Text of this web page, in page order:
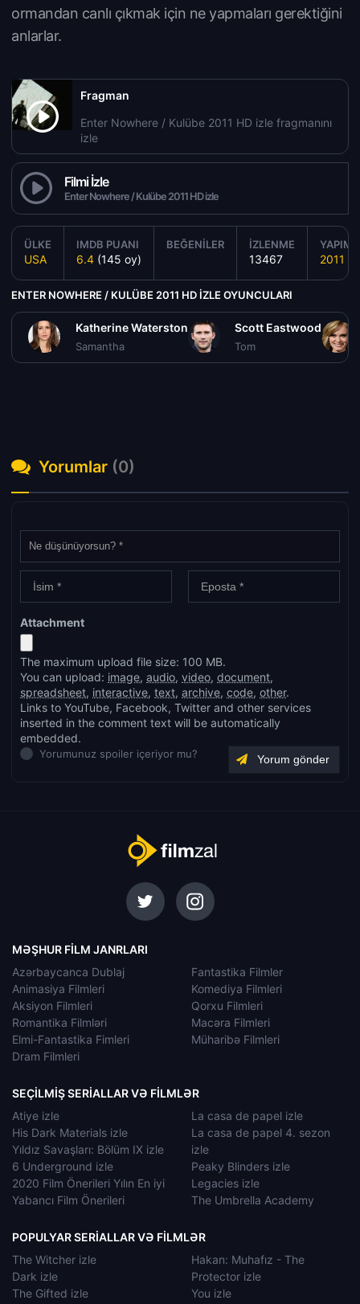
ormandan canlı çıkmak için ne yapmaları gerektiğini
anlarlar.
Fragman
Enter Nowhere / Kulübe 2011 HD izle fragmanını
izle
Filmi İzle
Enter Nowhere / Kulübe 2011 HD izle
ÜLKE
USA
IMDB PUANI
6.4 (145 oy)
BEĞENILER İZLENME
13467
YAPIM
2011
ENTER NOWHERE / KULÜBE 2011 HD IZLE OYUNCULARI
Katherine Waterston
Samantha
Scott Eastwood
Tom
Yorumlar (0)
Attachment
The maximum upload file size: 100 MB.
You can upload: image, audio, video, document,
spreadsheet, interactive, text, archive, code, other.
Links to YouTube, Facebook, Twitter and other services
inserted in the comment text will be automatically
embedded.
Yorumunuz spoiler içeriyor mu?
MƏŞHUR FILM JANRLARI
Azərbaycanca Dublaj
Animasiya Filmleri
Aksiyon Filmleri
Romantika Filmləri
Elmi-Fantastika Fimleri
Dram Filmleri
Fantastika Filmler
Komediya Filmleri
Qorxu Filmleri
Macəra Filmleri
Müharibə Filmleri
SEÇILMIŞ SERIALLAR VƏ FILMLƏR
Atiye izle
His Dark Materials izle
Yıldız Savaşları: Bölüm IX izle
6 Underground izle
2020 Film Önerileri Yılın En iyi
Yabancı Film Önerileri
La casa de papel izle
La casa de papel 4. sezon
izle
Peaky Blinders izle
Legacies izle
The Umbrella Academy
POPULYAR SERIALLAR VƏ FILMLƏR
The Witcher izle
Dark izle
The Gifted izle
Hakan: Muhafız - The
Protector izle
You izle